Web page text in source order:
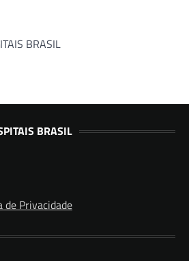
BRASIL
BRASIL
de Privacidade